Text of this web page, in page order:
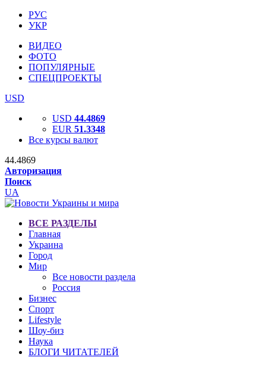
РУС
УКР
ВИДЕО
ФОТО
ПОПУЛЯРНЫЕ
СПЕЦПРОЕКТЫ
USD
USD 44.4869
EUR 51.3348
Все курсы валют
44.4869
Авторизация
Поиск
UA
ВСЕ РАЗДЕЛЫ
Главная
Украина
Город
Мир
Все новости раздела
Россия
Бизнес
Спорт
Lifestyle
Шоу-биз
Наука
БЛОГИ ЧИТАТЕЛЕЙ